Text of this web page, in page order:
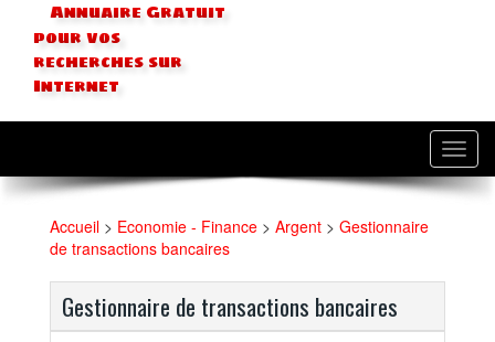
Annuaire Gratuit
pour vos
recherches sur
Internet
Accueil > Economie - Finance > Argent > Gestionnaire
de transactions bancaires
Gestionnaire de transactions bancaires